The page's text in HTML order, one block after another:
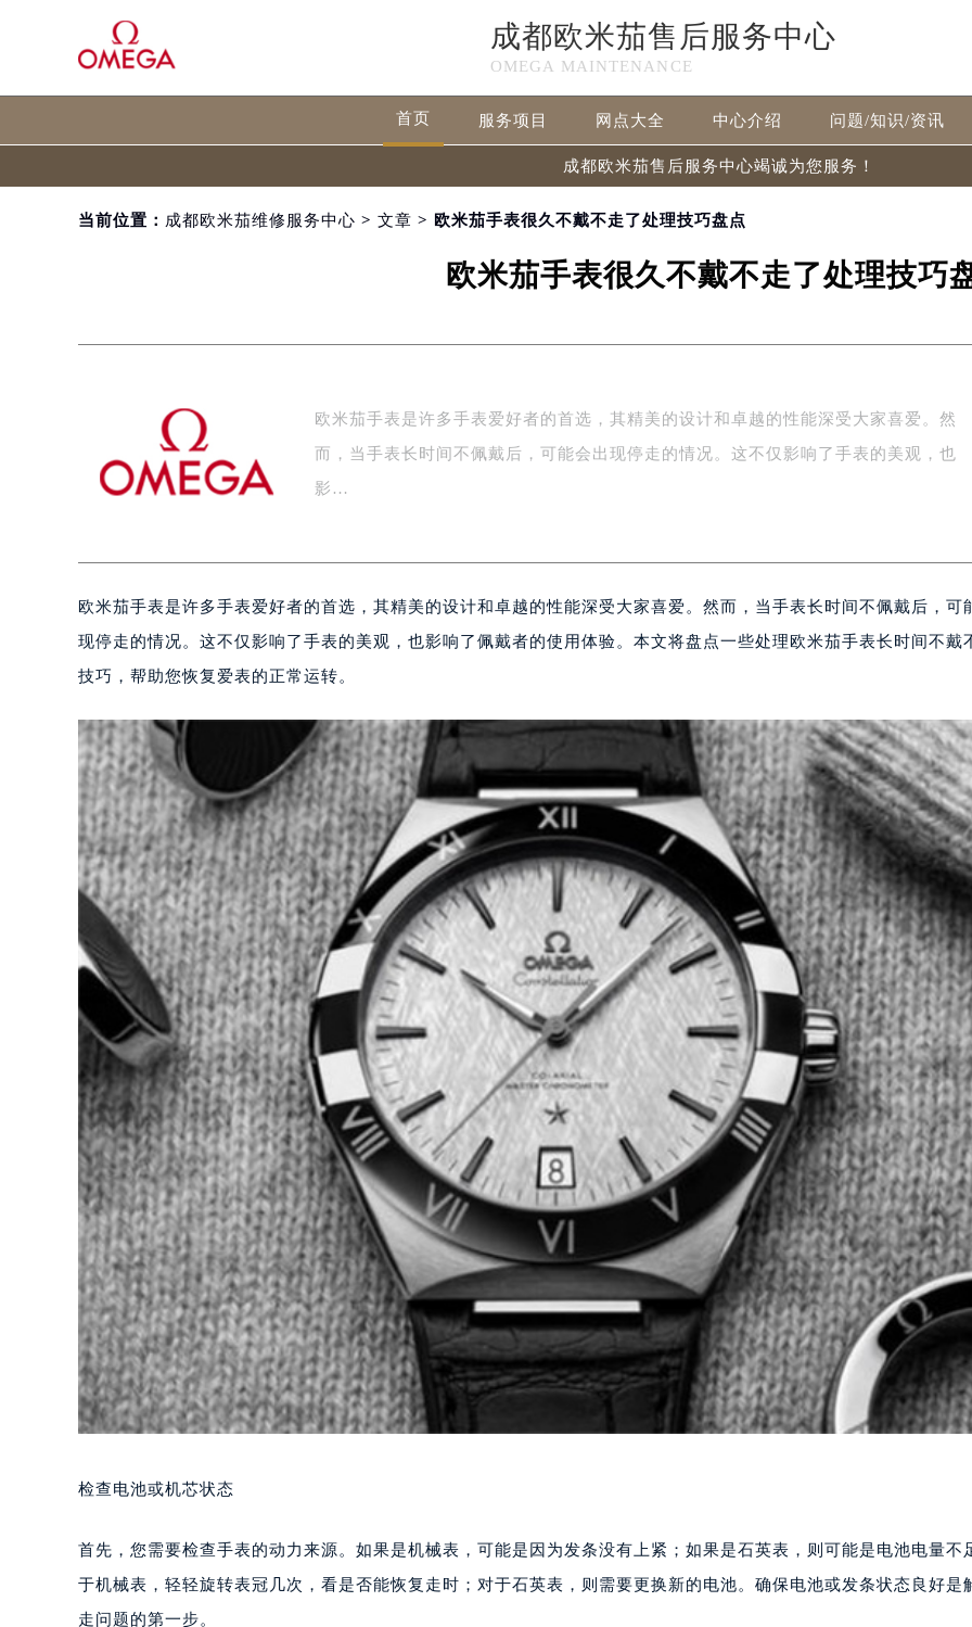
成都欧米茄售后服务中心
OMEGA MAINTENANCE
首页 服务项目 网点大全 中心介绍 问题/知识/资讯
成都欧米茄售后服务中心竭诚为您服务！
当前位置： 成都欧米茄维修服务中心 > 文章 > 欧米茄手表很久不戴不走了处理技巧盘点
欧米茄手表很久不戴不走了处理技巧
欧米茄手表是许多手表爱好者的首选，其精美的设计和卓越的性能深受大家喜爱。然
而，当手表长时间不佩戴后，可能会出现停走的情况。这不仅影响了手表的美观，也
影…
欧米茄手表是许多手表爱好者的首选，其精美的设计和卓越的性能深受大家喜爱。然而，当手表长时间不佩戴后，可
现停走的情况。这不仅影响了手表的美观，也影响了佩戴者的使用体验。本文将盘点一些处理欧米茄手表长时间不戴
技巧，帮助您恢复爱表的正常运转。
检查电池或机芯状态
首先，您需要检查手表的动力来源。如果是机械表，可能是因为发条没有上紧；如果是石英表，则可能是电池电量不
于机械表，轻轻旋转表冠几次，看是否能恢复走时；对于石英表，则需要更换新的电池。确保电池或发条状态良好是
走问题的第一步。